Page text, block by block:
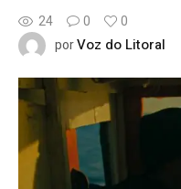
24 0
0
porVoz do Litoral